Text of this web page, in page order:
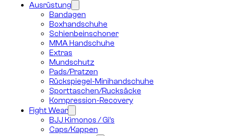
Ausrüstung
Bandagen
Boxhandschuhe
Schienbeinschoner
MMA Handschuhe
Extras
Mundschutz
Pads/Pratzen
Rückspiegel-Minihandschuhe
Sporttaschen/Rucksäcke
Kompression-Recovery
Fight Wear
BJJ Kimonos / Gi’s
Caps/Kappen